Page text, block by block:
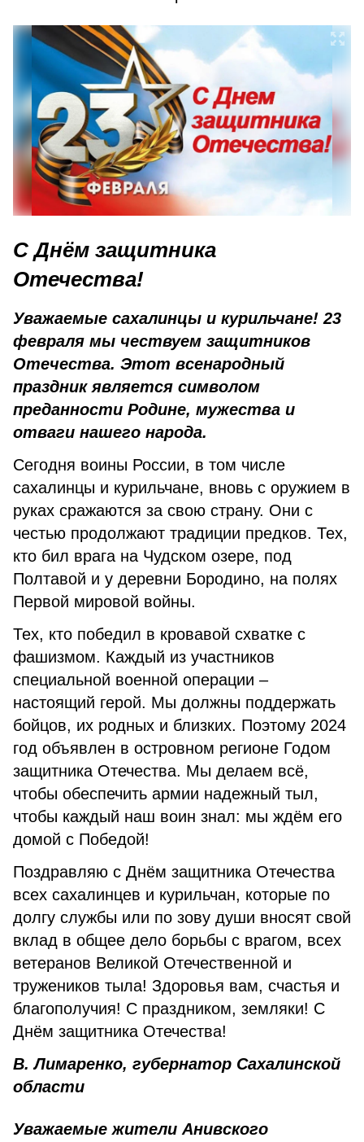
C Днём защитника
Отечества!
Уважаемые сахалинцы и курильчане! 23
февраля мы чествуем защитников
Отечества. Этот всенародный
праздник является символом
преданности Родине, мужества и
отваги нашего народа.
Сегодня воины России, в том числе
сахалинцы и курильчане, вновь с оружием в
руках сражаются за свою страну. Они с
честью продолжают традиции предков. Тех,
кто бил врага на Чудском озере, под
Полтавой и у деревни Бородино, на полях
Первой мировой войны.
Тех, кто победил в кровавой схватке с
фашизмом. Каждый из участников
специальной военной операции –
настоящий герой. Мы должны поддержать
бойцов, их родных и близких. Поэтому 2024
год объявлен в островном регионе Годом
защитника Отечества. Мы делаем всё,
чтобы обеспечить армии надежный тыл,
чтобы каждый наш воин знал: мы ждём его
домой с Победой!
Поздравляю с Днём защитника Отечества
всех сахалинцев и курильчан, которые по
долгу службы или по зову души вносят свой
вклад в общее дело борьбы с врагом, всех
ветеранов Великой Отечественной и
тружеников тыла! Здоровья вам, счастья и
благополучия! С праздником, земляки! С
Днём защитника Отечества!
В. Лимаренко, губернатор Сахалинской
области
Уважаемые жители Анивского